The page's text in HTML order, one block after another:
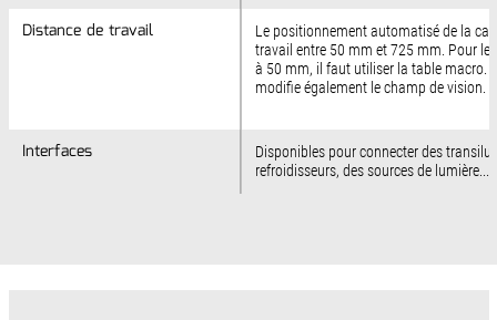
Distance de travail
Interfaces
Distance de travail
Le positionnement automatisé de la
travail entre 50 mm et 725 mm. Pour
à 50 mm, il faut utiliser la table macro.
modifie également le champ de vision.
Interfaces
Disponibles pour connecter des
refroidisseurs, des sources de lumière...